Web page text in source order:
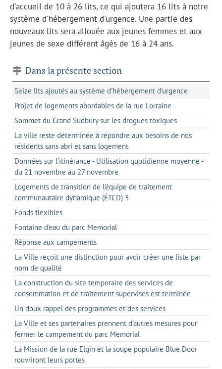
d'accueil de 10 à 26 lits, ce qui ajoutera 16 lits à notre
système d'hébergement d'urgence. Une partie des
nouveaux lits sera allouée aux jeunes femmes et aux
jeunes de sexe différent âgés de 16 à 24 ans.
Dans la présente section
Seize lits ajoutés au système d'hébergement d'urgence
Projet de logements abordables de la rue Lorraine
Sommet du Grand Sudbury sur les drogues toxiques
La ville reste déterminée à répondre aux besoins de nos
résidents sans abri et sans logement
Données sur l'itinérance - Utilisation quotidienne moyenne -
du 21 novembre au 27 novembre
Logements de transition de l'équipe de traitement
communautaire dynamique (ÉTCD) 3
Fonds flexibles
Fontaine d'eau du parc Memorial
Réponse aux campements
La Ville reçoit une distinction pour avoir créer une liste par
nom de qualité
La construction du site temporaire des services de
consommation et de traitement supervisés est terminée
Un doux rappel des programmes et des services
La Ville et ses partenaires prennent d'autres mesures pour
fermer le campement du parc Memorial
La Mission de la rue Elgin et la soupe populaire Blue Door
rouvriront leurs portes